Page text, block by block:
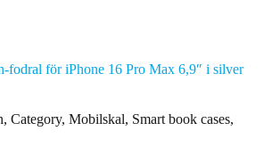
fodral för iPhone 16 Pro Max 6,9″ i silver
, Category, Mobilskal, Smart book cases,